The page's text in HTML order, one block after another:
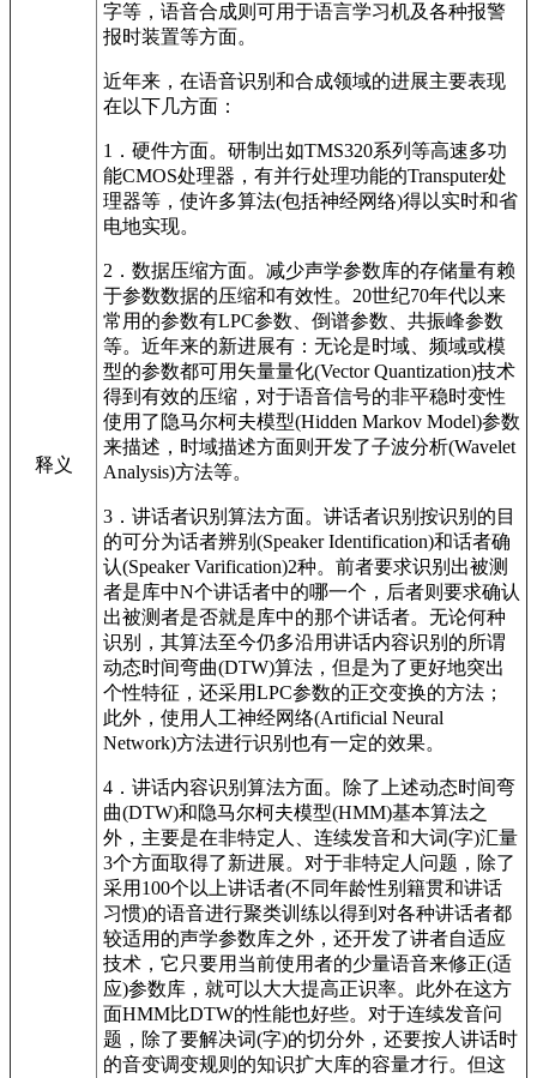
释义
字等，语音合成则可用于语言学习机及各种报警
报时装置等方面。
近年来，在语音识别和合成领域的进展主要表现
在以下几方面：
1．硬件方面。研制出如TMS320系列等高速多功
能CMOS处理器，有并行处理功能的Transputer处
理器等，使许多算法(包括神经网络)得以实时和省
电地实现。
2．数据压缩方面。减少声学参数库的存储量有赖
于参数数据的压缩和有效性。20世纪70年代以来
常用的参数有LPC参数、倒谱参数、共振峰参数
等。近年来的新进展有：无论是时域、频域或模
型的参数都可用矢量量化(Vector Quantization)技术
得到有效的压缩，对于语音信号的非平稳时变性
使用了隐马尔柯夫模型(Hidden Markov Model)参数
来描述，时域描述方面则开发了子波分析(Wavelet
Analysis)方法等。
3．讲话者识别算法方面。讲话者识别按识别的目
的可分为话者辨别(Speaker Identification)和话者确
认(Speaker Varification)2种。前者要求识别出被测
者是库中N个讲话者中的哪一个，后者则要求确认
出被测者是否就是库中的那个讲话者。无论何种
识别，其算法至今仍多沿用讲话内容识别的所谓
动态时间弯曲(DTW)算法，但是为了更好地突出
个性特征，还采用LPC参数的正交变换的方法；
此外，使用人工神经网络(Artificial Neural
Network)方法进行识别也有一定的效果。
4．讲话内容识别算法方面。除了上述动态时间弯
曲(DTW)和隐马尔柯夫模型(HMM)基本算法之
外，主要是在非特定人、连续发音和大词(字)汇量
3个方面取得了新进展。对于非特定人问题，除了
采用100个以上讲话者(不同年龄性别籍贯和讲话
习惯)的语音进行聚类训练以得到对各种讲话者都
较适用的声学参数库之外，还开发了讲者自适应
技术，它只要用当前使用者的少量语音来修正(适
应)参数库，就可以大大提高正识率。此外在这方
面HMM比DTW的性能也好些。对于连续发音问
题，除了要解决词(字)的切分外，还要按人讲话时
的音变调变规则的知识扩大库的容量才行。但这